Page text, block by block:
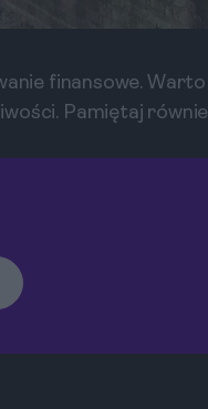
finansowe. Warto
Pamiętaj